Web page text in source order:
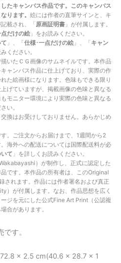
たキャンバス作品です。このキャンバス
ります。 絵には作者の直筆サインと、キ
載され、「原画証明書 」が付属します。
だけの絵 」をお読みください。
」、「仕様･一点だけの絵 」、「キャン
ください。
いたＣＧ画像のサムネイルです。本作品
ャンバス作品に仕上げており、実際の作
た絵画様になります。色味もできる限り
げていますが、掲載画像の色味と異なる
モニター環境により実際の色味と異なる
い。
換はお受けしておりません。あらかじめ
。ご注文からお届けまで、1週間から2
海外への配送については国際配送料が必
て 」を詳しくお読みください。
）が制作し、正式に認定した
です。本作品の所有者は、このOriginal
されます。作品には作者署名および真正
が付属します。なお、作品思想を広く
ジを元にした公式Fine Art Print（公認複
合があります。
す。
× 2.5 cm(40.6 × 28.7 × 1